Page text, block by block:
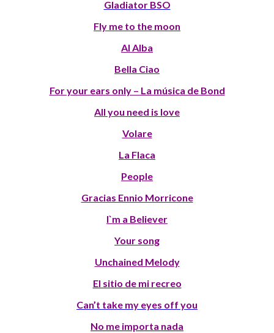
Gladiator BSO
Fly me to the moon
Al Alba
Bella Ciao
For your ears only – La música de Bond
All you need is love
Volare
La Flaca
People
Gracias Ennio Morricone
I`m a Believer
Your song
Unchained Melody
El sitio de mi recreo
Can’t take my eyes off you
No me importa nada